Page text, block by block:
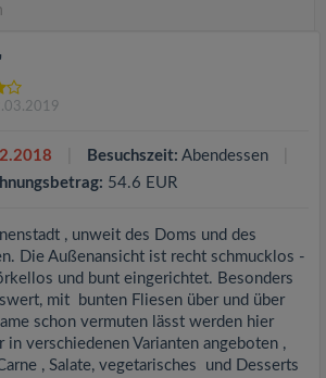
Besuchszeit: Abendessen
54.6 EUR
, unweit des Doms und des
Die Außenansicht ist recht schmucklos -
und bunt eingerichtet. Besonders
mit bunten Fliesen über und über
schon vermuten lässt werden hier
in verschiedenen Varianten angeboten ,
, Salate, vegetarisches und Desserts